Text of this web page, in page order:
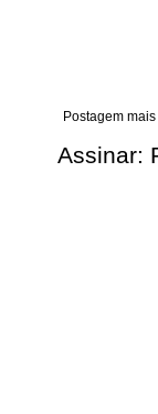
Postagem
Assinar: